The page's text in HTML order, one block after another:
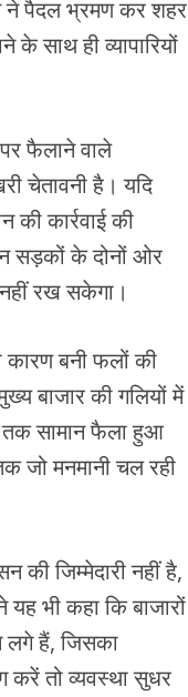
ने पैदल भ्रमण कर शहर
साथ ही व्यापारियों
फैलाने वाले
चेतावनी है। यदि
कार्रवाई की
सड़कों के दोनों ओर
रख सकेगा।
बनी फलों की
बाजार की गलियों में
तक सामान फैला हुआ
जो मनमानी चल रही
की जिम्मेदारी नहीं है,
यह भी कहा कि बाजारों
लगे हैं, जिसका
करें तो व्यवस्था सुधर